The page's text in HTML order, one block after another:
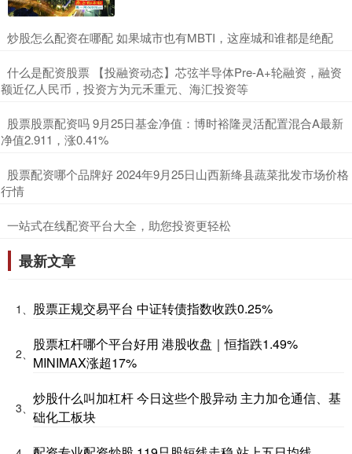
​炒股怎么配资在哪配 如果城市也有MBTI，这座城和谁都是绝配
​什么是配资股票 【投融资动态】芯弦半导体Pre-A+轮融资，融资
额近亿人民币，投资方为元禾重元、海汇投资等
​股票股票配资吗 9月25日基金净值：博时裕隆灵活配置混合A最新
净值2.911，涨0.41%
​股票配资哪个品牌好 2024年9月25日山西新绛县蔬菜批发市场价格
行情
​一站式在线配资平台大全，助您投资更轻松
最新文章
1、 股票正规交易平台 中证转债指数收跌0.25%
2、
股票杠杆哪个平台好用 港股收盘｜恒指跌1.49%
MINIMAX涨超17%
3、
炒股什么叫加杠杆 今日这些个股异动 主力加仓通信、基
础化工板块